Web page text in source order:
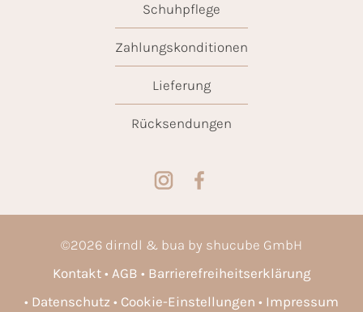
Schuhpflege
Zahlungskonditionen
Lieferung
Rücksendungen
©2026 dirndl & bua by shucube GmbH
Kontakt
AGB
Barrierefreiheitserklärung
Datenschutz
Cookie-Einstellungen Impressum